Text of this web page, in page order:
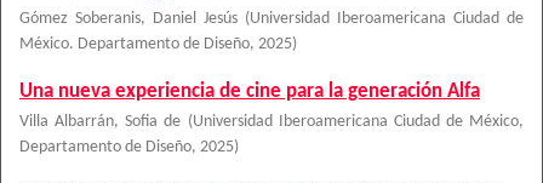
Gómez Soberanis, Daniel Jesús (Universidad Iberoamericana Ciudad de
México. Departamento de Diseño, 2025)
Una nueva experiencia de cine para la generación Alfa
Villa Albarrán, Sofia de (Universidad Iberoamericana Ciudad de México,
Departamento de Diseño, 2025)